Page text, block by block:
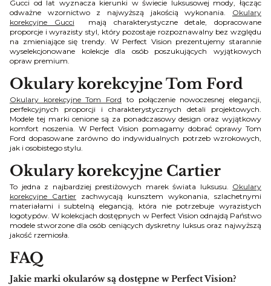
Gucci od lat wyznacza kierunki w świecie luksusowej mody, łącząc
odważne wzornictwo z najwyższą jakością wykonania. Okulary
korekcyjne Gucci mają charakterystyczne detale, dopracowane
proporcje i wyrazisty styl, który pozostaje rozpoznawalny bez względu
na zmieniające się trendy. W Perfect Vision prezentujemy starannie
wyselekcjonowane kolekcje dla osób poszukujących wyjątkowych
opraw premium.
Okulary korekcyjne Tom Ford
Okulary korekcyjne Tom Ford to połączenie nowoczesnej elegancji,
perfekcyjnych proporcji i charakterystycznych detali projektowych.
Modele tej marki cenione są za ponadczasowy design oraz wyjątkowy
komfort noszenia. W Perfect Vision pomagamy dobrać oprawy Tom
Ford dopasowane zarówno do indywidualnych potrzeb wzrokowych,
jak i osobistego stylu.
Okulary korekcyjne Cartier
To jedna z najbardziej prestiżowych marek świata luksusu. Okulary
korekcyjne Cartier zachwycają kunsztem wykonania, szlachetnymi
materiałami i subtelną elegancją, która nie potrzebuje wyrazistych
logotypów. W kolekcjach dostępnych w Perfect Vision odnajdą Państwo
modele stworzone dla osób ceniących dyskretny luksus oraz najwyższą
jakość rzemiosła.
FAQ
Jakie marki okularów są dostępne w Perfect Vision?